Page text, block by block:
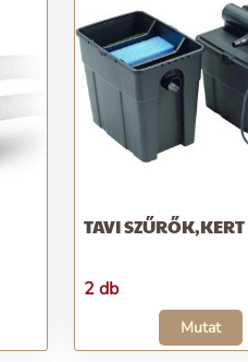
TAVI SZŰRŐK,KERT
2 db
Mutat